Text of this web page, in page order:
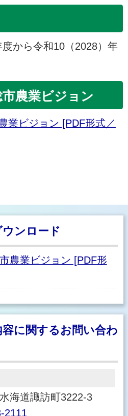
から令和10（2028）年
農業ビジョン
業ビジョン [PDF形式／
ンロード
農業ビジョン [PDF形
に関するお問い合わ
海道諏訪町3222-3
2111